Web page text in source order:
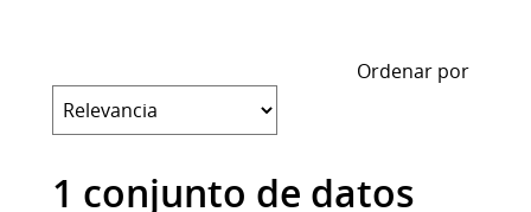
Ordenar por
1 conjunto de datos